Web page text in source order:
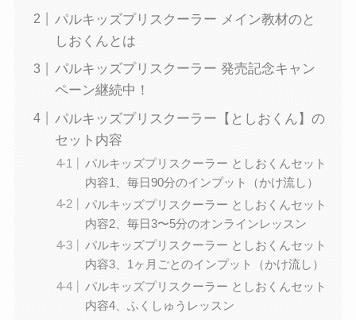
パルキッズプリスクーラー メイン教材のと
しおくんとは
パルキッズプリスクーラー 発売記念キャン
ペーン継続中！
パルキッズプリスクーラー【としおくん】の
セット内容
パルキッズプリスクーラー としおくんセット
内容1、毎日90分のインプット（かけ流し）
パルキッズプリスクーラー としおくんセット
内容2、毎日3〜5分のオンラインレッスン
パルキッズプリスクーラー としおくんセット
内容3、1ヶ月ごとのインプット（かけ流し）
パルキッズプリスクーラー としおくんセット
内容4、ふくしゅうレッスン